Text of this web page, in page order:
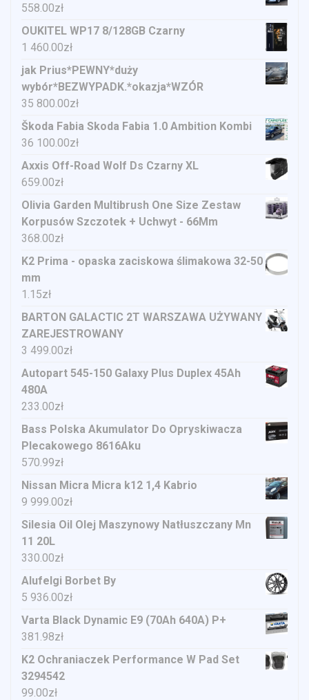
558.00zł
OUKITEL WP17 8/128GB Czarny
1 460.00zł
jak Prius*PEWNY*duży
wybór*BEZWYPADK.*okazja*WZÓR
35 800.00zł
Škoda Fabia Skoda Fabia 1.0 Ambition Kombi
36 100.00zł
Axxis Off-Road Wolf Ds Czarny XL
659.00zł
Olivia Garden Multibrush One Size Zestaw
Korpusów Szczotek + Uchwyt - 66Mm
368.00zł
K2 Prima - opaska zaciskowa ślimakowa 32-50
mm
1.15zł
BARTON GALACTIC 2T WARSZAWA UŻYWANY
ZAREJESTROWANY
3 499.00zł
Autopart 545-150 Galaxy Plus Duplex 45Ah
480A
233.00zł
Bass Polska Akumulator Do Opryskiwacza
Plecakowego 8616Aku
570.99zł
Nissan Micra Micra k12 1,4 Kabrio
9 999.00zł
Silesia Oil Olej Maszynowy Natłuszczany Mn
11 20L
330.00zł
Alufelgi Borbet By
5 936.00zł
Varta Black Dynamic E9 (70Ah 640A) P+
381.98zł
K2 Ochraniaczek Performance W Pad Set
3294542
99.00zł